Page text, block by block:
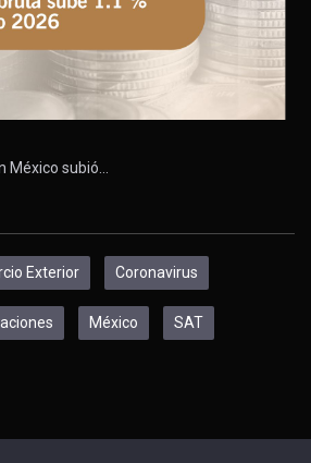
México subió…
Exterior Coronavirus
México SAT